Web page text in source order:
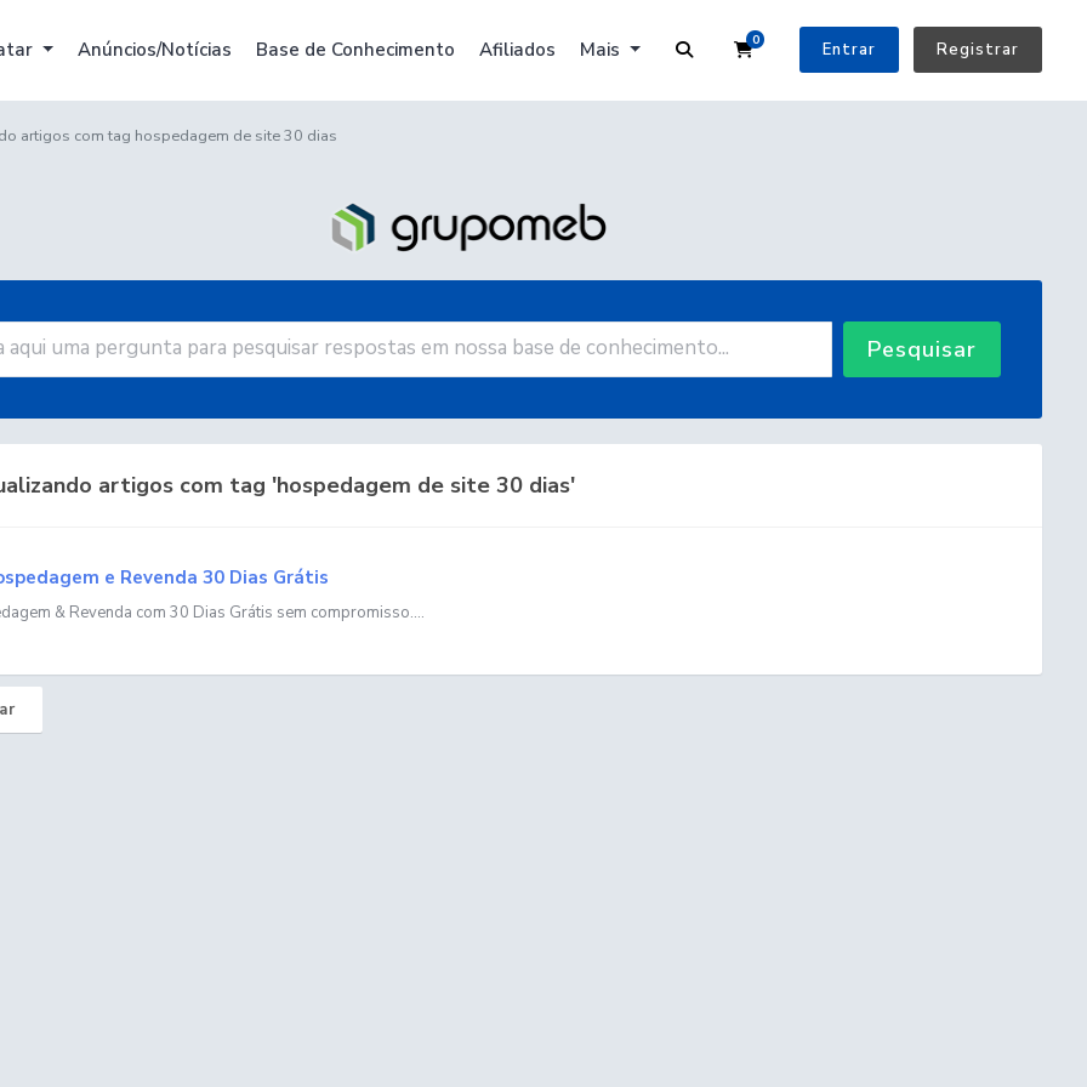
Anúncios/Notícias Base de Conhecimento Afiliados Mais 0Carrinho de Compras
Entrar Registrar
artigos com tag hospedagem de site 30 dias
Pesquisar
artigos com tag 'hospedagem de site 30 dias'
e Revenda 30 Dias Grátis
& Revenda com 30 Dias Grátis sem compromisso....